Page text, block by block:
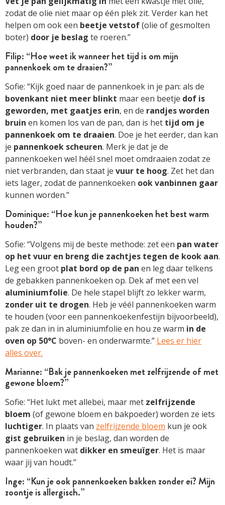
zodat de olie niet maar op één plek zit. Verder kan het
helpen om ook een beetje vetstof(olie of gesmolten
boter) door je beslag te roeren.”
Filip: “Hoe weet ik wanneer het tijd is om mijn
pannenkoek om te draaien?”
Sofie: “Kijk goed naar de pannenkoek in je pan: als de
bovenkant niet meer blinkt maar een beetje dof is
geworden, met gaatjes erin, en de randjes worden
bruin en komen los van de pan, dan is het tijd om je
pannenkoek om te draaien. Doe je het eerder, dan kan
je pannenkoek scheuren. Merk je dat je de
pannenkoeken wel héél snel moet omdraaien zodat ze
niet verbranden, dan staat je vuur te hoog. Zet het dan
iets lager, zodat de pannenkoeken ook vanbinnen gaar
kunnen worden.”
Dominique: “Hoe kun je pannenkoeken het best warm
houden?”
Sofie: “Volgens mij de beste methode: zet een pan water
op het vuur en breng die zachtjes tegen de kook aan.
Leg een groot plat bord op de pan en leg daar telkens
de gebakken pannenkoeken op. Dek af met een vel
aluminiumfolie. De hele stapel blijft zo lekker warm,
zonder uit te drogen. Heb je véél pannenkoeken warm
te houden (voor een pannenkoekenfestijn bijvoorbeeld),
pak ze dan in in aluminiumfolie en hou ze warm in de
oven op 50°C boven- en onderwarmte.” Lees er hier
alles over.
Marianne: “Bak je pannenkoeken met zelfrijzende of met
gewone bloem?”
Sofie: “Het lukt met allebei, maar met zelfrijzende
bloem (of gewone bloem en bakpoeder) worden ze iets
luchtiger. In plaats van zelfrijzende bloem kun je ook
gist gebruiken in je beslag, dan worden de
pannenkoeken wat dikker en smeuïger. Het is maar
waar jij van houdt.”
Inge: “Kun je ook pannenkoeken bakken zonder ei? Mijn
zoontje is allergisch.”